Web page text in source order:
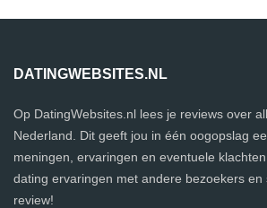
DATINGWEBSITES.NL
Op DatingWebsites.nl lees je reviews over
Nederland. Dit geeft jou in één oogopslag
meningen, ervaringen en eventuele
dating ervaringen met andere bezoekers en
review!